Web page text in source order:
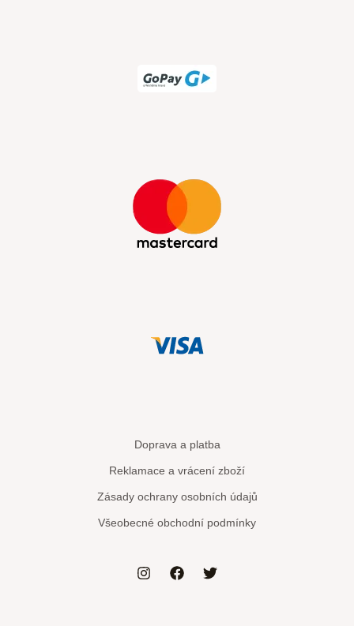
Doprava a platba
Reklamace a vrácení zboží
Zásady ochrany osobních údajů
Všeobecné obchodní podmínky